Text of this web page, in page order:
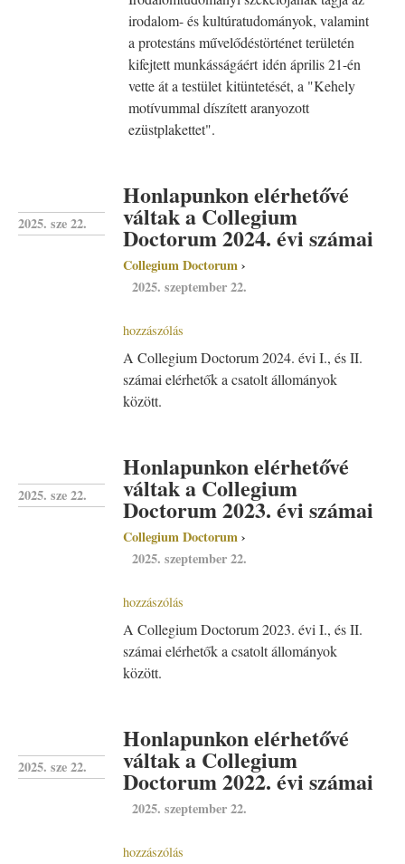
irodalom- és kultúratudományok, valamint
a protestáns művelődéstörténet területén
kifejtett munkásságáért idén április 21-én
vette át a testület kitüntetését, a "Kehely
motívummal díszített aranyozott
ezüstplakettet".
2025. sze 22.
Honlapunkon elérhetővé
váltak a Collegium
Doctorum 2024. évi számai
Collegium Doctorum
2025. szeptember 22.
hozzászólás
A Collegium Doctorum 2024. évi I., és II.
számai elérhetők a csatolt állományok
között.
2025. sze 22.
Honlapunkon elérhetővé
váltak a Collegium
Doctorum 2023. évi számai
Collegium Doctorum
2025. szeptember 22.
hozzászólás
A Collegium Doctorum 2023. évi I., és II.
számai elérhetők a csatolt állományok
között.
2025. sze 22.
Honlapunkon elérhetővé
váltak a Collegium
Doctorum 2022. évi számai
2025. szeptember 22.
hozzászólás